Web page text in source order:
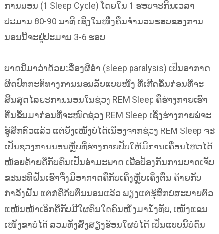
ການນອນ (1 Sleep Cycle) ໂດຍໃນ 1 ຮອບຈະກິນເວລາ
ປະມານ 80-90 ນາທີ ເຊິ່ງໃນໜຶ່ງຄືນຈຳນວນຮອບຂອງການ
ນອນນີ້ຈະຢູ່ປະມານ 3-6 ຮອບ
ບາດນີ້ມາວ່າດ້ວຍເລື່ອງຜີອຳ (sleep paralysis) ເປັນອາກາດ
ຜິດປົກກະຕິທາງການນອນລັບແບບໜຶ່ງ ທີ່ເກີດຂຶ້ນກ່ອນທີ່ຈະ
ສິ້ນສຸດໄລຍະການນອນໃນຊ່ວງ REM Sleep ຄືຮ່າງກາຍເຮົາ
ຕື່ນຂຶ້ນມາກ່ອນທີ່ຈະໝົດຊ່ວງ REM Sleep ເຊິ່ງຮ່າງກາຍພໍຈະ
ຮູ້ສຶກຕົວແລ້ວ ແຕ່ຍັງເໜັງບໍ່ໄດ້ເນື່ອງຈາກຊ່ວງ REM Sleep ຈະ
ເປັນຊ່ວງການນອນຫຼັບທີ່ຮ່າງກາຍປັບໃຫ້ມີການເຄື່ອນໄຫວໄດ້
ໜ້ອຍຄ້າຍຄືກັບຄົນເປັນອຳມະພາດ ເພື່ອປ້ອງກັນການບາດເຈັບ
ຂະນະທີ່ຝັນເຮົາຈຶ່ງມີອາກາດຄືກັບເຄິ່ງຫຼັບເຄິ່ງຕື່ນ ຄ້າຍກັບ
ກຳລັງຝັນ ແຕ່ກໍ່ຄືກັບຕື່ນນອນແລ້ວ ພຽງແຕ່ຮູ້ສຶກບໍ່ສະບາຍຕົວ
ແໜ້ນໜ້າເອິກຄືກັບມີໃຜຄົນໃດຄົນໜຶ່ງມານັ່ງທັບ, ເໜັງແຂນ
ເໜັງຂາບໍ່ໄດ້ ລວມທັງສົ່ງສຽງຮ້ອນໃຜບໍ່ໄດ້ ເປັນແບບນີ້ບໍ່ດົນ